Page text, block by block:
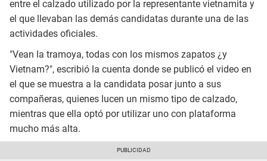
entre el calzado utilizado por la representante vietnamita y
el que llevaban las demás candidatas durante una de las
actividades oficiales.
"Vean la tramoya, todas con los mismos zapatos ¿y
Vietnam?", escribió la cuenta donde se publicó el video en
el que se muestra a la candidata posar junto a sus
compañeras, quienes lucen un mismo tipo de calzado,
mientras que ella optó por utilizar uno con plataforma
mucho más alta.